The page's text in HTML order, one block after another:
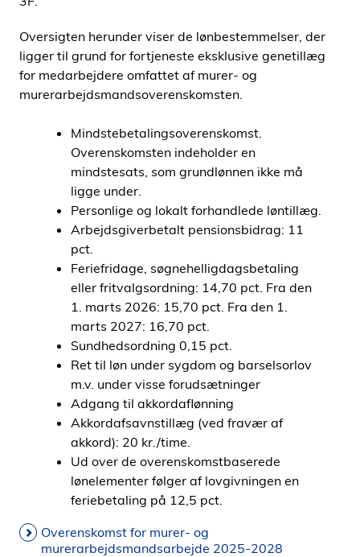
Oversigten herunder viser de lønbestemmelser, der
ligger til grund for fortjeneste eksklusive genetillæg
for medarbejdere omfattet af murer- og
murerarbejdsmandsoverenskomsten.
Mindstebetalingsoverenskomst.
Overenskomsten indeholder en
mindstesats, som grundlønnen ikke må
ligge under.
Personlige og lokalt forhandlede løntillæg.
Arbejdsgiverbetalt pensionsbidrag: 11
pct.
Feriefridage, søgnehelligdagsbetaling
eller fritvalgsordning: 14,70 pct. Fra den
1. marts 2026: 15,70 pct. Fra den 1.
marts 2027: 16,70 pct.
Sundhedsordning 0,15 pct.
Ret til løn under sygdom og barselsorlov
m.v. under visse forudsætninger
Adgang til akkordaflønning
Akkordafsavnstillæg (ved fravær af
akkord): 20 kr./time.
Ud over de overenskomstbaserede
lønelementer følger af lovgivningen en
feriebetaling på 12,5 pct.
Overenskomst for murer- og
murerarbejdsmandsarbejde 2025-2028